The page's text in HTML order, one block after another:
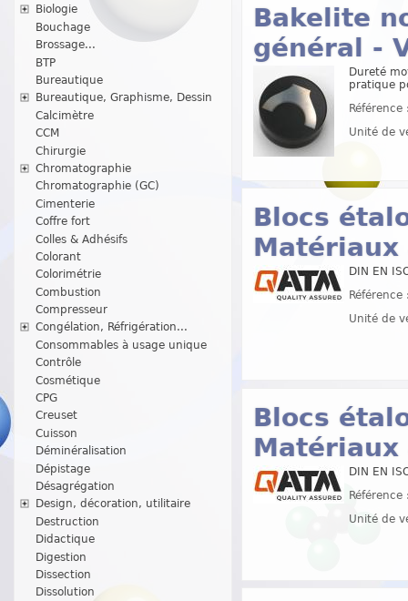
Biologie
Bouchage
Brossage...
BTP
Bureautique
Bureautique, Graphisme, Dessin
Calcimètre
CCM
Chirurgie
Chromatographie
Chromatographie (GC)
Cimenterie
Coffre fort
Colles & Adhésifs
Colorant
Colorimétrie
Combustion
Compresseur
Congélation, Réfrigération...
Consommables à usage unique
Contrôle
Cosmétique
CPG
Creuset
Cuisson
Déminéralisation
Dépistage
Désagrégation
Design, décoration, utilitaire
Destruction
Didactique
Digestion
Dissection
Dissolution
Bakelite
général -
Dureté
pratique
Unité de
Blocs
DIN EN
Unité de
Blocs
DIN EN
Unité de